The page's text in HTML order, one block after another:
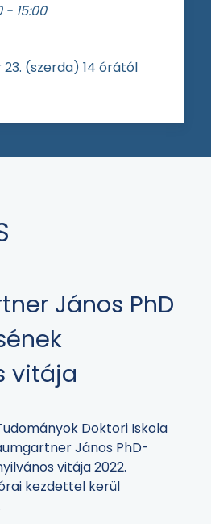
- 15:00
(szerda) 14 órától
János PhD
vitája
Doktori Iskola
János PhD-
vitája 2022.
kezdettel kerül